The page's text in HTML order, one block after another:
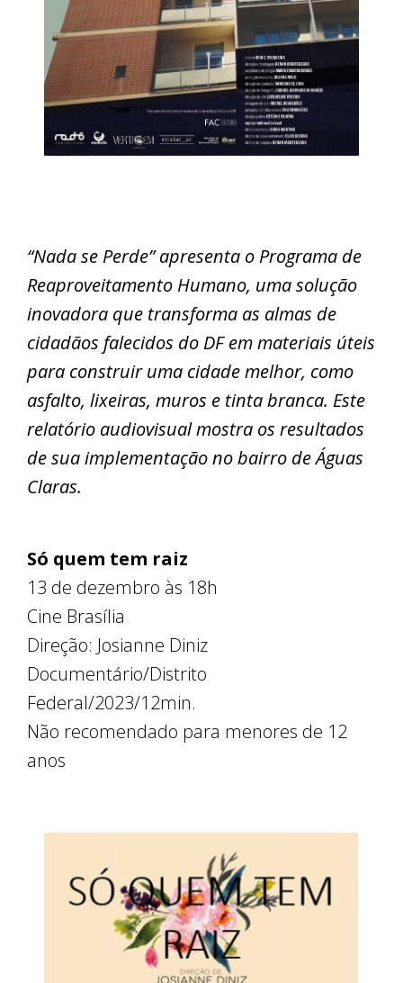
“Nada se Perde” apresenta o Programa de
Reaproveitamento Humano, uma solução
inovadora que transforma as almas de
cidadãos falecidos do DF em materiais úteis
para construir uma cidade melhor, como
asfalto, lixeiras, muros e tinta branca. Este
relatório audiovisual mostra os resultados
de sua implementação no bairro de Águas
Claras.
Só quem tem raiz
13 de dezembro às 18h
Cine Brasília
Direção: Josianne Diniz
Documentário/Distrito
Federal/2023/12min.
Não recomendado para menores de 12
anos